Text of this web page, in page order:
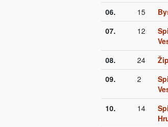
06.
15
07.
12
08. 24
09.
2
10. 14